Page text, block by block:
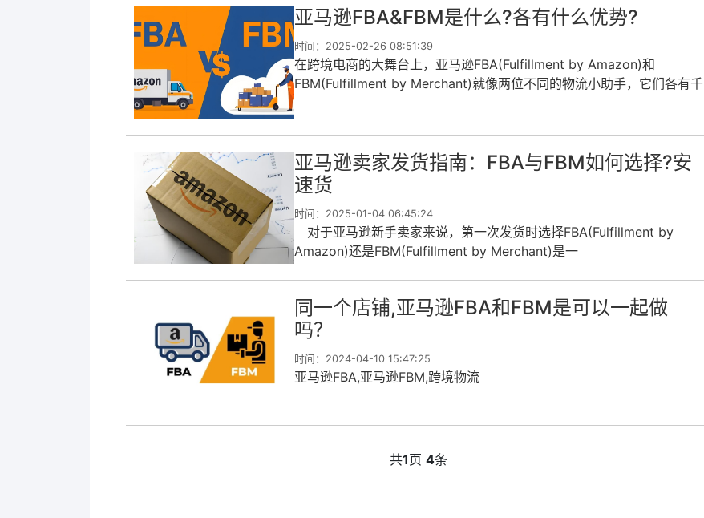
亚马逊FBA&FBM是什么?各有什么优势?
时间：2025-02-26 08:51:39
在跨境电商的大舞台上，亚马逊FBA(Fulfillment by Amazon)和
FBM(Fulfillment by Merchant)就像两位不同的物流小助手，它们各有千
秋，帮助卖家们把商品送到顾客手中。对于刚入门的...
亚马逊卖家发货指南：FBA与FBM如何选择?安
速货
时间：2025-01-04 06:45:24
对于亚马逊新手卖家来说，第一次发货时选择FBA(Fulfillment by
Amazon)还是FBM(Fulfillment by Merchant)是一
同一个店铺,亚马逊FBA和FBM是可以一起做
吗？
时间：2024-04-10 15:47:25
亚马逊FBA,亚马逊FBM,跨境物流
共1页 4条